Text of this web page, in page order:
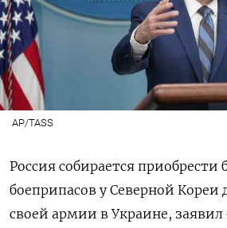
AP/TASS
Россия собирается приобрести
боеприпасов у Северной Кореи
своей армии в Украине,